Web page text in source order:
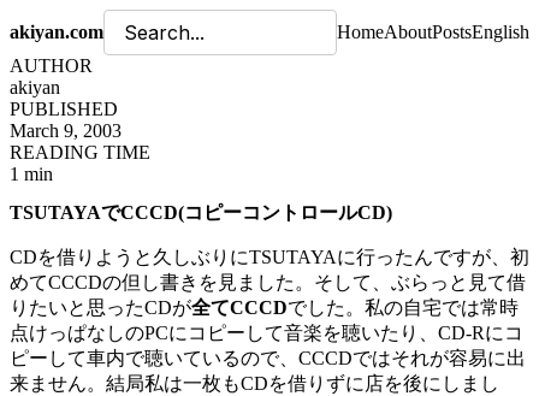
akiyan.com HomeAboutPostsEnglish
AUTHOR
akiyan
PUBLISHED
March 9, 2003
READING TIME
1 min
TSUTAYAでCCCD(コピーコントロールCD)
CDを借りようと久しぶりにTSUTAYAに行ったんですが、初
めてCCCDの但し書きを見ました。そして、ぶらっと見て借
りたいと思ったCDが全てCCCDでした。私の自宅では常時
点けっぱなしのPCにコピーして音楽を聴いたり、CD-Rにコ
ピーして車内で聴いているので、CCCDではそれが容易に出
来ません。結局私は一枚もCDを借りずに店を後にしまし